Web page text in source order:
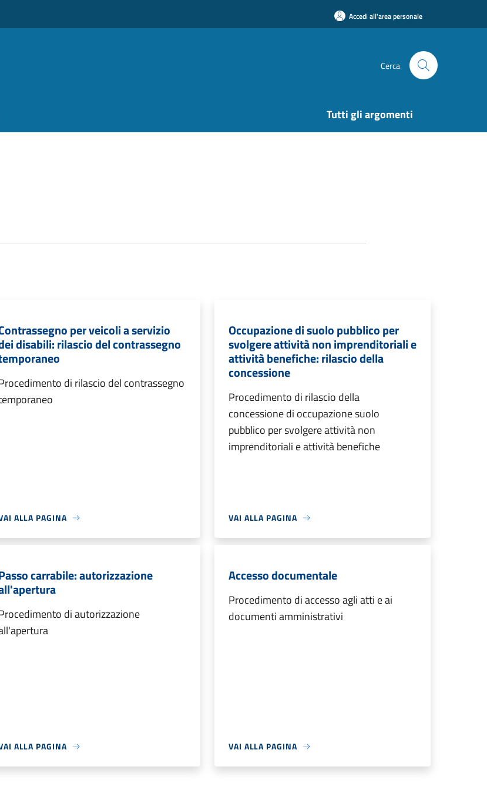
Accedi all'area personale
Cerca
Tutti gli argomenti
per veicoli a servizio
disabili: rilascio del contrassegno
di rilascio del contrassegno
ALLA PAGINA
Occupazione di suolo pubblico per
svolgere attività non imprenditoriali e
attività benefiche: rilascio della
concessione
Procedimento di rilascio della
concessione di occupazione suolo
pubblico per svolgere attività non
imprenditoriali e attività benefiche
VAI ALLA PAGINA
carrabile: autorizzazione
di autorizzazione
ALLA PAGINA
Accesso documentale
Procedimento di accesso agli atti e ai
documenti amministrativi
VAI ALLA PAGINA